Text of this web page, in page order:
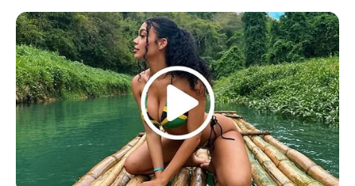
Orang-orang di sekitar keluarga Lee